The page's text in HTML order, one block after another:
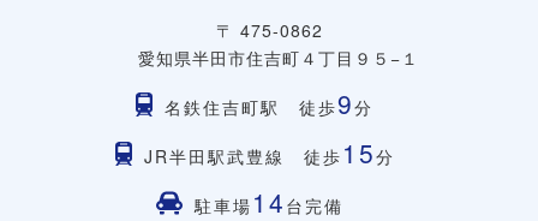
〒 475-0862
愛知県半田市住吉町４丁目９５−１
名鉄住吉町駅 徒歩9分
JR半田駅武豊線 徒歩 15分
駐車場 14 台完備